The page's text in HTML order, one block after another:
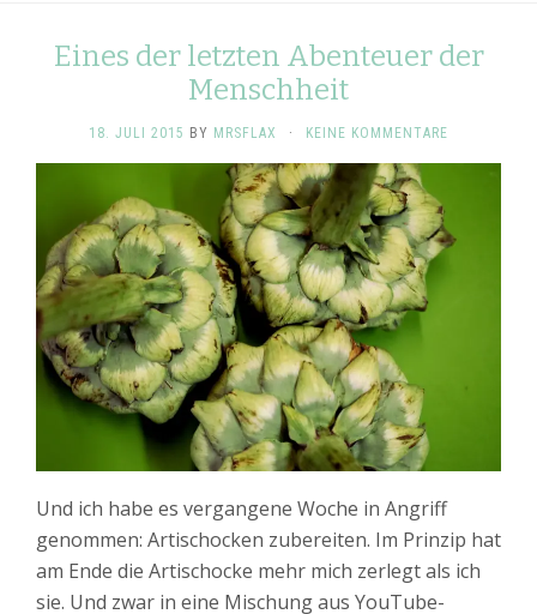
Eines der letzten Abenteuer der
Menschheit
18. JULI 2015 BY MRSFLAX · KEINE KOMMENTARE
Und ich habe es vergangene Woche in Angriff
genommen: Artischocken zubereiten. Im Prinzip hat
am Ende die Artischocke mehr mich zerlegt als ich
sie. Und zwar in eine Mischung aus YouTube-